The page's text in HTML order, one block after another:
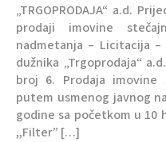
„TRGOPRODAJA“ a.d.
prodaji imovine
nadmetanja – Licitacija
dužnika „Trgoprodaja“
broj 6. Prodaja imovine
putem usmenog javnog
godine sa početkom u 10
,,Filter” […]